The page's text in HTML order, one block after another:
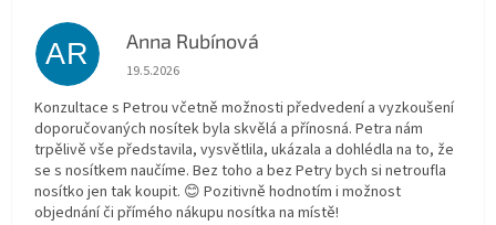
AR Anna Rubínová
Hodnocení obchodu je 5 z 5 hvězdiček.
19.5.2026
Konzultace s Petrou včetně možnosti předvedení a vyzkoušení
doporučovaných nosítek byla skvělá a přínosná. Petra nám
trpělivě vše představila, vysvětlila, ukázala a dohlédla na to, že
se s nosítkem naučíme. Bez toho a bez Petry bych si netroufla
nosítko jen tak koupit. 😊 Pozitivně hodnotím i možnost
objednání či přímého nákupu nosítka na místě!